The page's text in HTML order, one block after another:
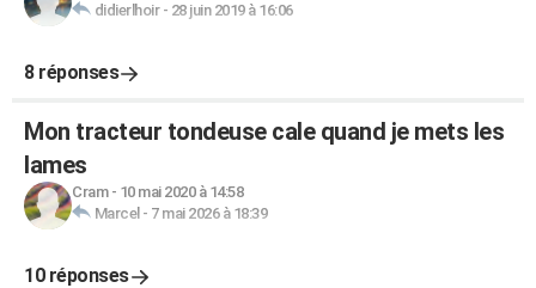
didierlhoir- 28 juin 2019 à 16:06
8 réponses
Mon tracteur tondeuse cale quand je mets les
lames
Cram- 10 mai 2020 à 14:58
Marcel - 7 mai 2026 à 18:39
10 réponses